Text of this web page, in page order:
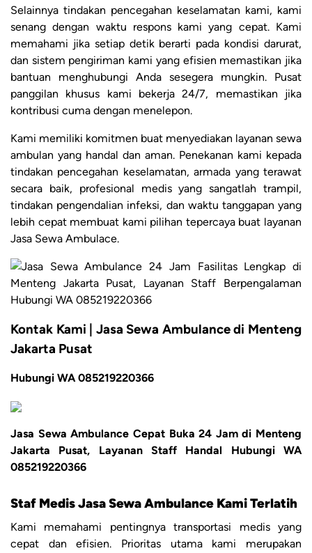
Selainnya tindakan pencegahan keselamatan kami, kami
senang dengan waktu respons kami yang cepat. Kami
memahami jika setiap detik berarti pada kondisi darurat,
dan sistem pengiriman kami yang efisien memastikan jika
bantuan menghubungi Anda sesegera mungkin. Pusat
panggilan khusus kami bekerja 24/7, memastikan jika
kontribusi cuma dengan menelepon.
Kami memiliki komitmen buat menyediakan layanan sewa
ambulan yang handal dan aman. Penekanan kami kepada
tindakan pencegahan keselamatan, armada yang terawat
secara baik, profesional medis yang sangatlah trampil,
tindakan pengendalian infeksi, dan waktu tanggapan yang
lebih cepat membuat kami pilihan tepercaya buat layanan
Jasa Sewa Ambulace.
Kontak Kami | Jasa Sewa Ambulance di Menteng
Jakarta Pusat
Hubungi WA 085219220366
Jasa Sewa Ambulance Cepat Buka 24 Jam di Menteng
Jakarta Pusat, Layanan Staff Handal Hubungi WA
085219220366
Staf Medis Jasa Sewa Ambulance Kami Terlatih
Kami memahami pentingnya transportasi medis yang
cepat dan efisien. Prioritas utama kami merupakan